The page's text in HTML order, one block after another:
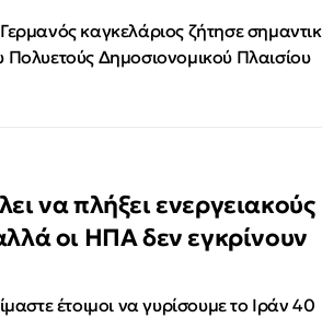
καγκελάριος ζήτησε
Πολυετούς Δημοσιονομικού Πλαισίου
να πλήξει ενεργειακούς
οι ΗΠΑ δεν εγκρίνουν
έτοιμοι να γυρίσουμε το Ιράν 40